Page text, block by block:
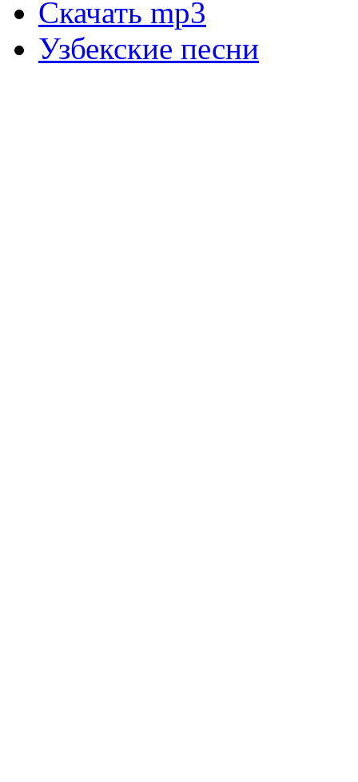
Скачать mp3
Узбекские песни